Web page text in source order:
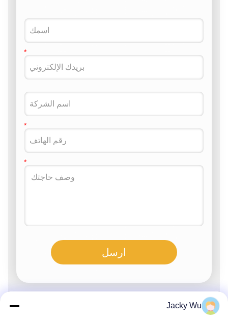
ارسل
Jacky Wu